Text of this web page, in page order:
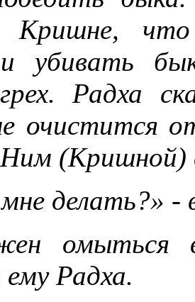
Кришне,
и убивать
Радха
очистится
(Кришной)
делать?» -
омыться
Радха.